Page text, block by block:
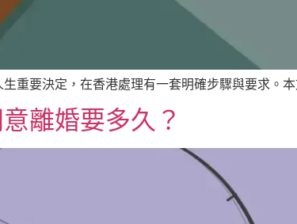
重要決定，在香港處理有一套明確步驟與要求。
離婚要多久？